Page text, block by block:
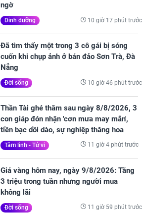
ngờ
Dinh dưỡng 10 giờ 17 phút trước
Đã tìm thấy một trong 3 cô gái bị sóng
cuốn khi chụp ảnh ở bán đảo Sơn Trà, Đà
Nẵng
Đời sống 10 giờ 46 phút trước
Thần Tài ghé thăm sau ngày 8/8/2026, 3
con giáp đón nhận 'cơn mưa may mắn',
tiền bạc dồi dào, sự nghiệp thăng hoa
Tâm linh - Tử vi 11 giờ 4 phút trước
Giá vàng hôm nay, ngày 9/8/2026: Tăng
3 triệu trong tuần nhưng người mua
không lãi
Đời sống 11 giờ 59 phút trước